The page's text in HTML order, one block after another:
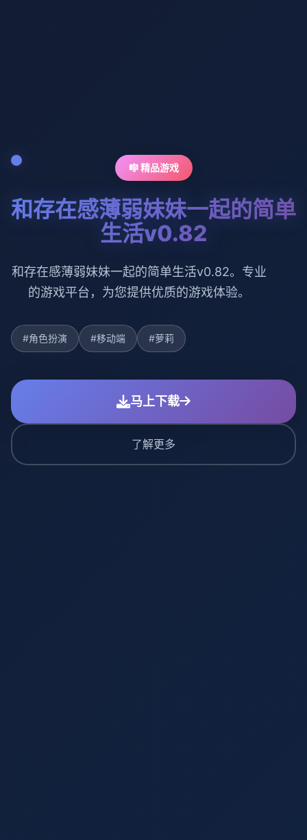
🎼 精品游戏
和存在感薄弱妹妹一起的简单
生活v0.82
和存在感薄弱妹妹一起的简单生活v0.82。专业
的游戏平台，为您提供优质的游戏体验。
#角色扮演 #移动端 #萝莉
马上下载
了解更多